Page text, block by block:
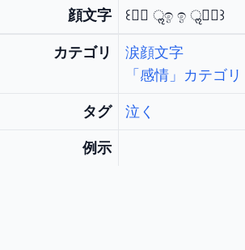
顔文字 ꒰ᯫ᳐ ॢඉ ඉ ॢᯫ᳐꒱
カテゴリ
涙顔文字
「感情」カテゴリ
タグ 泣く
例示